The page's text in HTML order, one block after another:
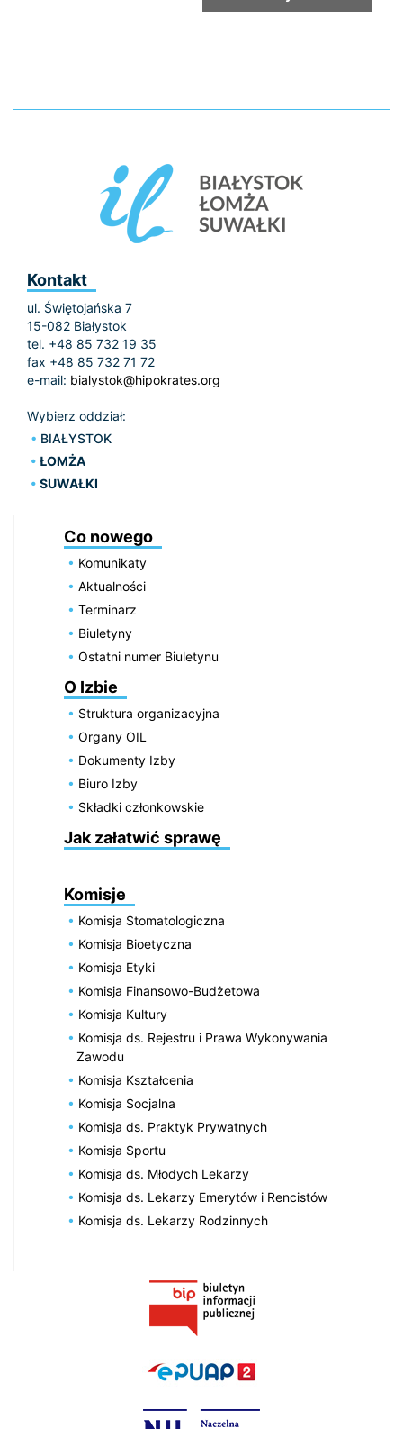
Kontakt
ul. Świętojańska 7
15-082 Białystok
tel. +48 85 732 19 35
fax +48 85 732 71 72
e-mail: bialystok@hipokrates.org
Wybierz oddział:
BIAŁYSTOK
ŁOMŻA
SUWAŁKI
Co nowego
Komunikaty
Aktualności
Terminarz
Biuletyny
Ostatni numer Biuletynu
O Izbie
Struktura organizacyjna
Organy OIL
Dokumenty Izby
Biuro Izby
Składki członkowskie
Jak załatwić sprawę
Komisje
Komisja Stomatologiczna
Komisja Bioetyczna
Komisja Etyki
Komisja Finansowo-Budżetowa
Komisja Kultury
Komisja ds. Rejestru i Prawa Wykonywania
Zawodu
Komisja Kształcenia
Komisja Socjalna
Komisja ds. Praktyk Prywatnych
Komisja Sportu
Komisja ds. Młodych Lekarzy
Komisja ds. Lekarzy Emerytów i Rencistów
Komisja ds. Lekarzy Rodzinnych